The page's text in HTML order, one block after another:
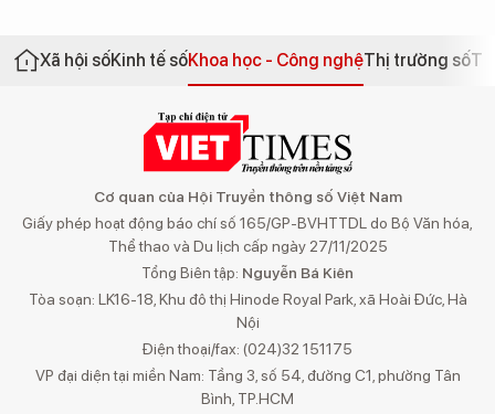
Xã hội sốKinh tế sốKhoa học - Công nghệThị trường số
Cơ quan của Hội Truyền thông số Việt Nam
Giấy phép hoạt động báo chí số 165/GP-BVHTTDL do Bộ Văn hóa,
Thể thao và Du lịch cấp ngày 27/11/2025
Tổng Biên tập: Nguyễn Bá Kiên
Tòa soạn: LK16-18, Khu đô thị Hinode Royal Park, xã Hoài Đức, Hà
Nội
Điện thoại/fax: (024)32 151175
VP đại diện tại miền Nam: Tầng 3, số 54, đường C1, phường Tân
Bình, TP.HCM